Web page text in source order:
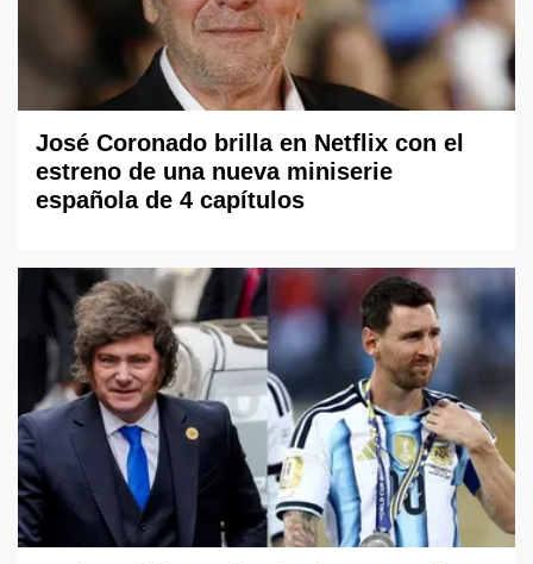
José Coronado brilla en Netflix con el
estreno de una nueva miniserie
española de 4 capítulos